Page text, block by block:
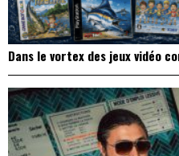
Dans le vortex des jeux vidéo